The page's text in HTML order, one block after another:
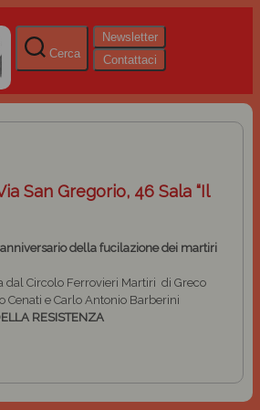
Cerca
Newsletter
Contattaci
San Gregorio, 46 Sala “Il
anniversario della fucilazione dei martiri
dal Circolo Ferrovieri Martiri di Greco
Cenati e Carlo Antonio Barberini
RESISTENZA